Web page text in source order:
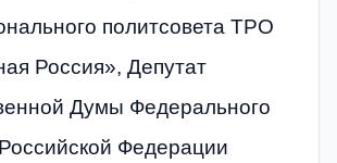
политсовета ТРО
Россия», Депутат
Думы Федерального
Федерации